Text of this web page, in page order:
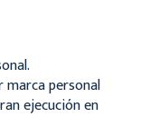
marca personal
ejecución en